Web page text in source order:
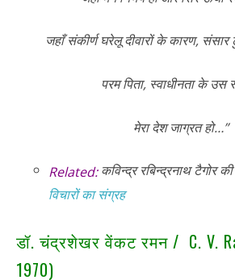
जहाँ संकीर्ण घरेलू दीवारों के कारण, संसार
परम पिता, स्वाधीनता के उस
मेरा देश जाग्रत हो…”
Related:कविन्द्र रबिन्द्रनाथ टैगोर की
विचारों का संग्रह
डॉ. चंद्रशेखर वेंकट रमन / C. V.
1970)